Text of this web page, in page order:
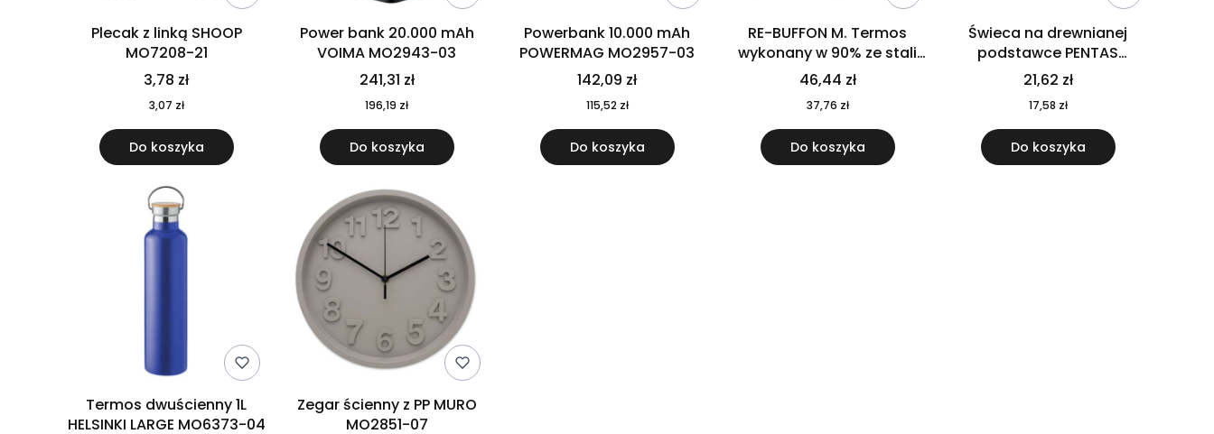
Plecak z linką SHOOP
MO7208-21
3,78 zł
3,07 zł
Do koszyka
Power bank 20.000 mAh
VOIMA MO2943-03
241,31 zł
196,19 zł
Do koszyka
Powerbank 10.000 mAh
POWERMAG MO2957-03
142,09 zł
115,52 zł
Do koszyka
RE-BUFFON M. Termos
wykonany w 90% ze stali
nierdzewnej pochodzącej z
recyklingu 520 ml 94294
46,44 zł
37,76 zł
Do koszyka
Świeca na drewnianej
podstawce PENTAS
MO6282-40
21,62 zł
17,58 zł
Do koszyka
Termos dwuścienny 1L
HELSINKI LARGE MO6373-04
Zegar ścienny z PP MURO
MO2851-07